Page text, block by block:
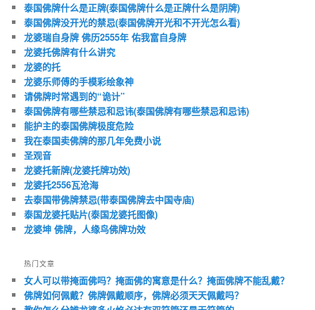
泰国佛牌什么是正牌(泰国佛牌什么是正牌什么是阴牌)
泰国佛牌没开光的禁忌(泰国佛牌开光和不开光怎么看)
龙婆瑞自身牌 佛历2555年 佑我富自身牌
龙婆托佛牌有什么讲究
龙婆的托
龙婆乐师傅的手模彩绘象神
请佛牌时常遇到的“诡计”
泰国佛牌有哪些禁忌和忌讳(泰国佛牌有哪些禁忌和忌讳)
能护主的泰国佛牌极度危险
我在泰国卖佛牌的那几年免费小说
圣观音
龙婆托新牌(龙婆托牌功效)
龙婆托2556瓦沧海
去泰国带佛牌禁忌(带泰国佛牌去中国寺庙)
泰国龙婆托贴片(泰国龙婆托图像)
龙婆坤 佛牌，人缘鸟佛牌功效
热门文章
女人可以带掩面佛吗？掩面佛的寓意是什么？掩面佛牌不能乱戴？
佛牌如何佩戴？佛牌佩戴顺序，佛牌必须天天佩戴吗？